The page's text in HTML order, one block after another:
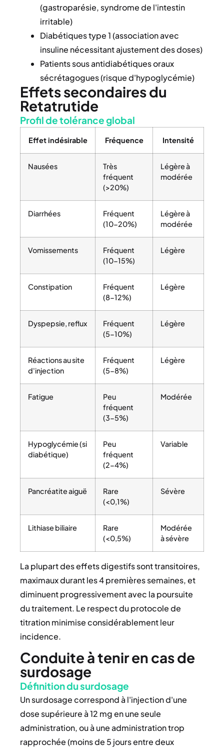
(gastroparésie, syndrome de l'intestin
irritable)
Diabétiques type 1 (association avec
insuline nécessitant ajustement des doses)
Patients sous antidiabétiques oraux
sécrétagogues (risque d'hypoglycémie)
Effets secondaires du
Retatrutide
Profil de tolérance global
Effet indésirable Fréquence Intensité
Nausées
Très
fréquent
(>20%)
Légère à
modérée
Diarrhées
Fréquent
(10-20%)
Légère à
modérée
Vomissements
Fréquent
(10-15%)
Légère
Constipation
Fréquent
(8-12%)
Légère
Dyspepsie, reflux
Fréquent
(5-10%)
Légère
Réactions au site
d'injection
Fréquent
(5-8%)
Légère
Fatigue
Peu
fréquent
(3-5%)
Modérée
Hypoglycémie (si
diabétique)
Peu
fréquent
(2-4%)
Variable
Pancréatite aiguë
Rare
(<0,1%)
Sévère
Lithiase biliaire
Rare
(<0,5%)
Modérée
à sévère
La plupart des effets digestifs sont transitoires,
maximaux durant les 4 premières semaines, et
diminuent progressivement avec la poursuite
du traitement. Le respect du protocole de
titration minimise considérablement leur
incidence.
Conduite à tenir en cas de
surdosage
Définition du surdosage
Un surdosage correspond à l'injection d'une
dose supérieure à 12 mg en une seule
administration, ou à une administration trop
rapprochée (moins de 5 jours entre deux